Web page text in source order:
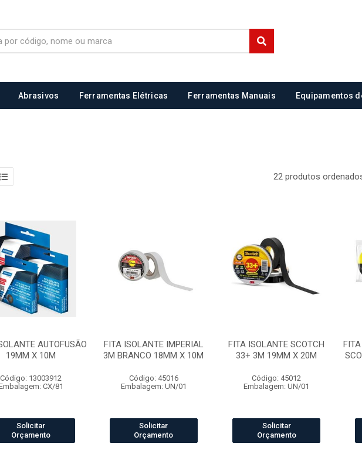
Abrasivos Ferramentas Elétricas Ferramentas Manuais Equipamentos
22 produtos
AUTOFUSÃO
19MM X 10M
Código: 13003912
CX/81
Solicitar
Orçamento
FITA ISOLANTE IMPERIAL
3M BRANCO 18MM X 10M
Código: 45016
Embalagem: UN/01
Solicitar
Orçamento
FITA ISOLANTE SCOTCH
33+ 3M 19MM X 20M
Código: 45012
Embalagem: UN/01
Solicitar
Orçamento